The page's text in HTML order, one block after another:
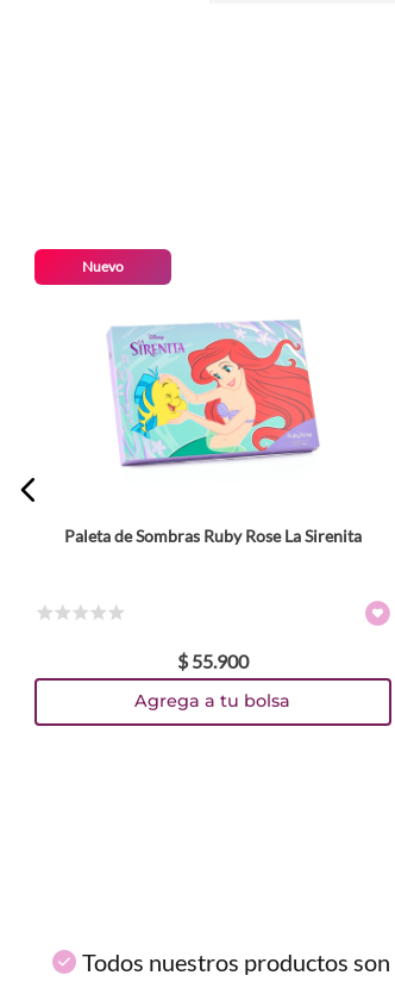
Nuevo
Paleta de Sombras Ruby Rose La Sirenita
$ 55.900
Agrega a tu bolsa
Todos nuestros productos son